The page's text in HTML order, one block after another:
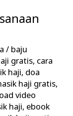
/ baju
gratis, cara
haji, doa
haji gratis,
video
haji, ebook